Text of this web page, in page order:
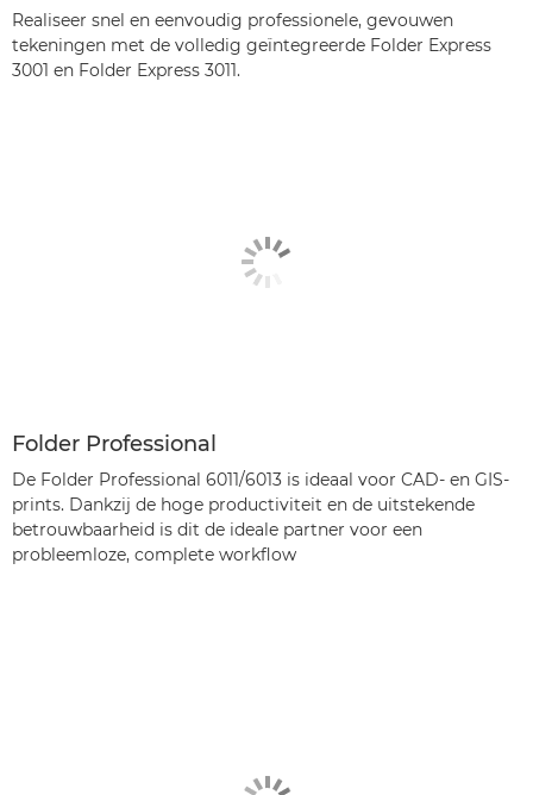
Realiseer snel en eenvoudig professionele, gevouwen
tekeningen met de volledig geïntegreerde Folder Express
3001 en Folder Express 3011.
Folder Professional
De Folder Professional 6011/6013 is ideaal voor CAD- en GIS-
prints. Dankzij de hoge productiviteit en de uitstekende
betrouwbaarheid is dit de ideale partner voor een
probleemloze, complete workflow